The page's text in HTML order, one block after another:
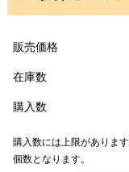
販売価格
在庫数
購入数
購入数には上限がありま
個数となります。